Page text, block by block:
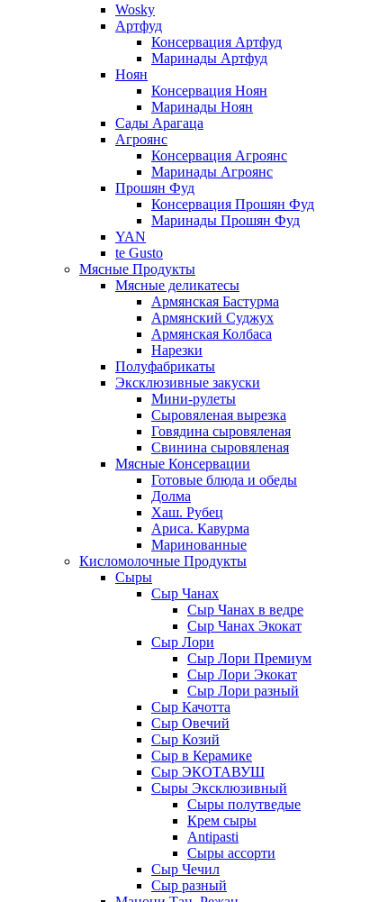
Wosky
Артфуд
Консервация Артфуд
Маринады Артфуд
Ноян
Консервация Ноян
Маринады Ноян
Сады Арагаца
Агроянс
Консервация Агроянс
Маринады Агроянс
Прошян Фуд
Консервация Прошян Фуд
Маринады Прошян Фуд
YAN
te Gusto
Мясные Продукты
Мясные деликатесы
Армянская Бастурма
Армянский Суджух
Армянская Колбаса
Нарезки
Полуфабрикаты
Эксклюзивные закуски
Мини-рулеты
Сыровяленая вырезка
Говядина сыровяленая
Свинина сыровяленая
Мясные Консервации
Готовые блюда и обеды
Долма
Хаш. Рубец
Ариса. Кавурма
Маринованные
Кисломолочные Продукты
Сыры
Сыр Чанах
Сыр Чанах в ведре
Сыр Чанах Экокат
Сыр Лори
Сыр Лори Премиум
Сыр Лори Экокат
Сыр Лори разный
Сыр Качотта
Сыр Овечий
Сыр Козий
Сыр в Керамике
Сыр ЭКОТАВУШ
Сыры Эксклюзивный
Сыры полутведые
Крем сыры
Antipasti
Сыры ассорти
Сыр Чечил
Сыр разный